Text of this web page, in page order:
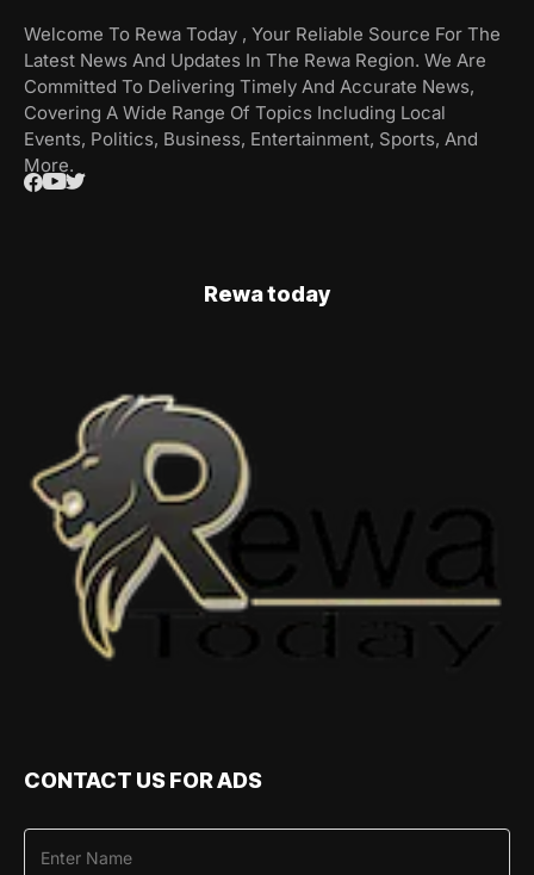
Welcome To Rewa Today , Your Reliable Source For The
Latest News And Updates In The Rewa Region. We Are
Committed To Delivering Timely And Accurate News,
Covering A Wide Range Of Topics Including Local
Events, Politics, Business, Entertainment, Sports, And
More.
Rewa today
CONTACT US FOR ADS